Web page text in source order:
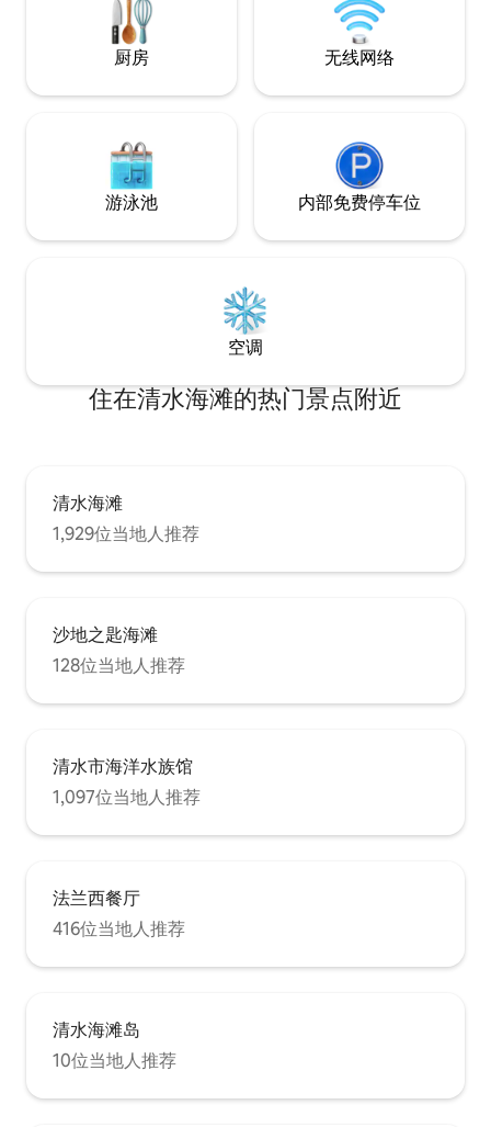
countless premium amenities designed
for an unforgettable stay.
为什么要预订3间
厨房 无线网络
游泳池 内部免费停车位
空调
住在清水海滩的热门景点附近
清水海滩
1,929位当地人推荐
沙地之匙海滩
128位当地人推荐
清水市海洋水族馆
1,097位当地人推荐
法兰西餐厅
416位当地人推荐
清水海滩岛
10位当地人推荐